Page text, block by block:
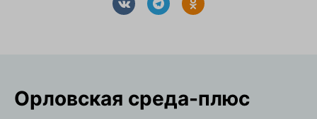
Орловская cреда-плюс